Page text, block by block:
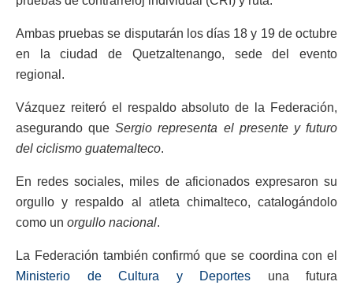
Ambas pruebas se disputarán los días 18 y 19 de octubre
en la ciudad de Quetzaltenango, sede del evento
regional.
Vázquez reiteró el respaldo absoluto de la Federación,
asegurando queSergio representa el presente y futuro
del ciclismo guatemalteco.
En redes sociales, miles de aficionados expresaron su
orgullo y respaldo al atleta chimalteco, catalogándolo
como un orgullo nacional.
La Federación también confirmó que se coordina con el
Ministerio de Cultura y Deportes una futura